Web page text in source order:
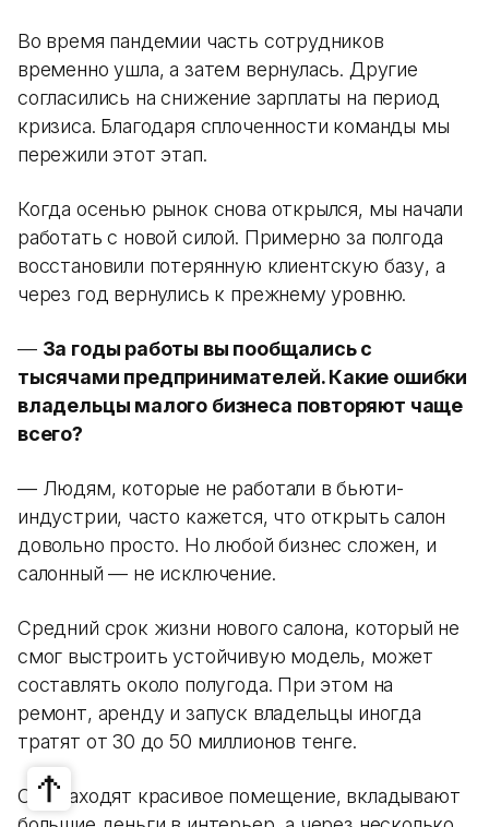
Во время пандемии часть сотрудников
временно ушла, а затем вернулась. Другие
согласились на снижение зарплаты на период
кризиса. Благодаря сплоченности команды мы
пережили этот этап.
Когда осенью рынок снова открылся, мы начали
работать с новой силой. Примерно за полгода
восстановили потерянную клиентскую базу, а
через год вернулись к прежнему уровню.
— За годы работы вы пообщались с
тысячами предпринимателей. Какие ошибки
владельцы малого бизнеса повторяют чаще
всего?
— Людям, которые не работали в бьюти-
индустрии, часто кажется, что открыть салон
довольно просто. Но любой бизнес сложен, и
салонный — не исключение.
Средний срок жизни нового салона, который не
смог выстроить устойчивую модель, может
составлять около полугода. При этом на
ремонт, аренду и запуск владельцы иногда
тратят от 30 до 50 миллионов тенге.
Они находят красивое помещение, вкладывают